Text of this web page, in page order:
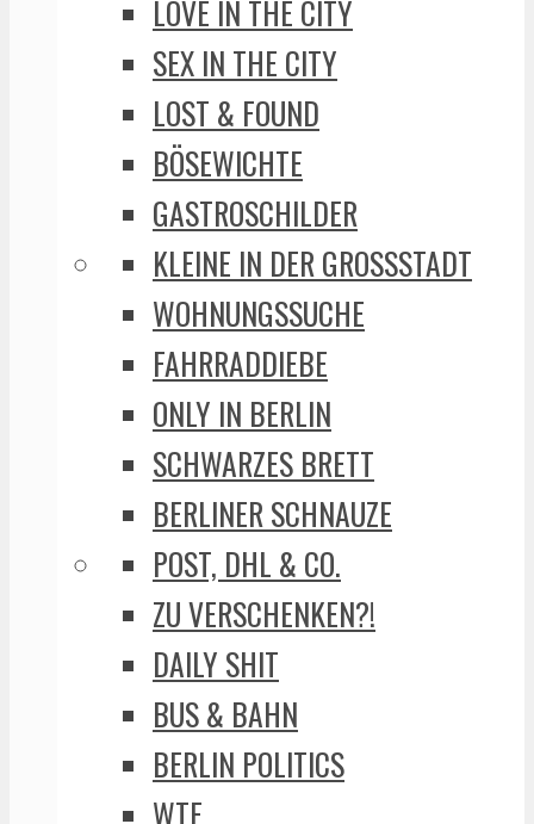
LOVE IN THE CITY
SEX IN THE CITY
LOST & FOUND
BÖSEWICHTE
GASTROSCHILDER
KLEINE IN DER GROSSSTADT
WOHNUNGSSUCHE
FAHRRADDIEBE
ONLY IN BERLIN
SCHWARZES BRETT
BERLINER SCHNAUZE
POST, DHL & CO.
ZU VERSCHENKEN?!
DAILY SHIT
BUS & BAHN
BERLIN POLITICS
WTF